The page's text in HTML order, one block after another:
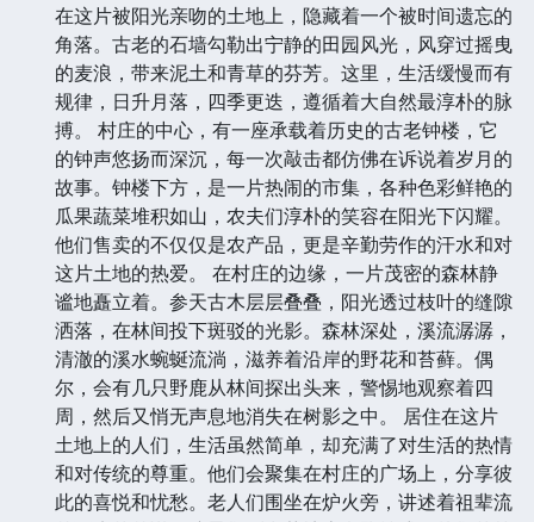
在这片被阳光亲吻的土地上，隐藏着一个被时间遗忘的
角落。古老的石墙勾勒出宁静的田园风光，风穿过摇曳
的麦浪，带来泥土和青草的芬芳。这里，生活缓慢而有
规律，日升月落，四季更迭，遵循着大自然最淳朴的脉
搏。 村庄的中心，有一座承载着历史的古老钟楼，它
的钟声悠扬而深沉，每一次敲击都仿佛在诉说着岁月的
故事。钟楼下方，是一片热闹的市集，各种色彩鲜艳的
瓜果蔬菜堆积如山，农夫们淳朴的笑容在阳光下闪耀。
他们售卖的不仅仅是农产品，更是辛勤劳作的汗水和对
这片土地的热爱。 在村庄的边缘，一片茂密的森林静
谧地矗立着。参天古木层层叠叠，阳光透过枝叶的缝隙
洒落，在林间投下斑驳的光影。森林深处，溪流潺潺，
清澈的溪水蜿蜒流淌，滋养着沿岸的野花和苔藓。偶
尔，会有几只野鹿从林间探出头来，警惕地观察着四
周，然后又悄无声息地消失在树影之中。 居住在这片
土地上的人们，生活虽然简单，却充满了对生活的热情
和对传统的尊重。他们会聚集在村庄的广场上，分享彼
此的喜悦和忧愁。老人们围坐在炉火旁，讲述着祖辈流